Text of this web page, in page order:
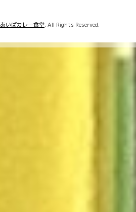
あいばカレー食堂. All Rights Reserved.